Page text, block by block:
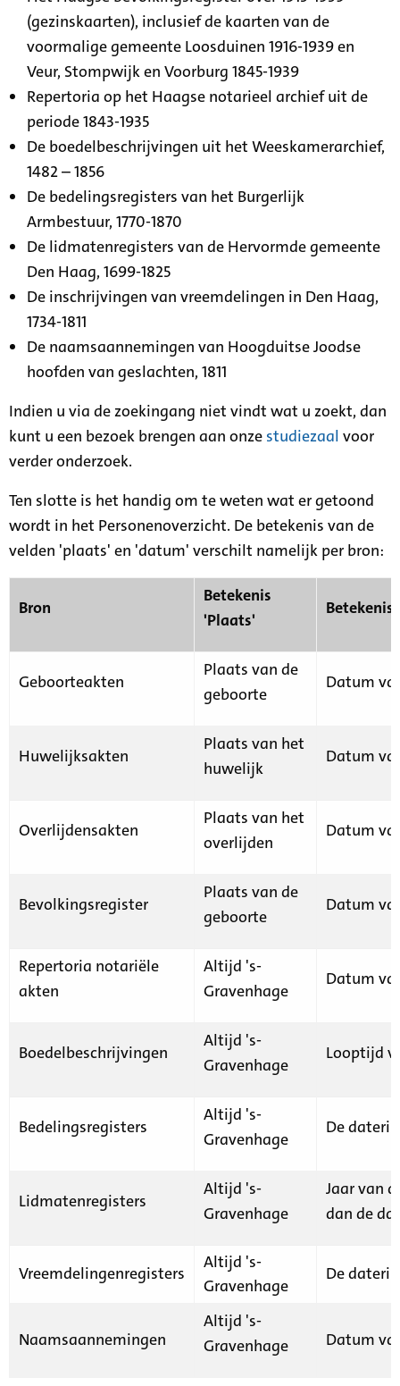
(gezinskaarten), inclusief de kaarten van de
voormalige gemeente Loosduinen 1916-1939 en
Veur, Stompwijk en Voorburg 1845-1939
Repertoria op het Haagse notarieel archief uit de
periode 1843-1935
De boedelbeschrijvingen uit het Weeskamerarchief,
1482 – 1856
De bedelingsregisters van het Burgerlijk
Armbestuur, 1770-1870
De lidmatenregisters van de Hervormde gemeente
Den Haag, 1699-1825
De inschrijvingen van vreemdelingen in Den Haag,
1734-1811
De naamsaannemingen van Hoogduitse Joodse
hoofden van geslachten, 1811
Indien u via de zoekingang niet vindt wat u zoekt, dan
kunt u een bezoek brengen aan onze studiezaal voor
verder onderzoek.
Ten slotte is het handig om te weten wat er getoond
wordt in het Personenoverzicht. De betekenis van de
velden 'plaats' en 'datum' verschilt namelijk per bron:
Bron
Betekenis
'Plaats'
Geboorteakten
Plaats van de
geboorte
Datum
Huwelijksakten
Plaats van het
huwelijk
Datum
Overlijdensakten
Plaats van het
overlijden
Datum
Bevolkingsregister
Plaats van de
geboorte
Datum
Repertoria notariële
akten
Altijd 's-
Gravenhage
Datum
Boedelbeschrijvingen
Altijd 's-
Gravenhage
Looptijd
Bedelingsregisters
Altijd 's-
Gravenhage
De
Lidmatenregisters
Altijd 's-
Gravenhage
Jaar van
dan de
Vreemdelingenregisters
Altijd 's-
Gravenhage
De
Naamsaannemingen
Altijd 's-
Gravenhage
Datum